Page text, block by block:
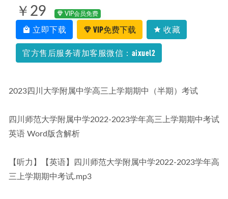
￥29 VIP会员免费
立即下载 VIP免费下载 收藏
官方售后服务请加客服微信：aixuel2
2023四川大学附属中学高三上学期期中（半期）考试
四川师范大学附属中学2022-2023学年高三上学期期中考试
英语 Word版含解析
【听力】【英语】四川师范大学附属中学2022-2023学年高
三上学期期中考试.mp3
资源下载
2022-10-05
2024谢一凡高三生物a+二三轮复习春季班 2024-03-08